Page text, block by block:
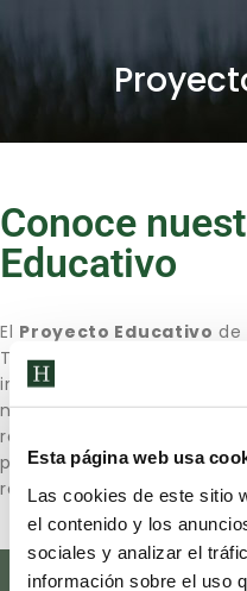
Esta página web usa
Las cookies de este sitio
el contenido y los
sociales y analizar el
información sobre el uso
Conoce
Educativo
El Proyecto Educativo de
Tres Cantos está
integral, basada en el
nuestros alumnos.
responsabilidad, la
preparando a los
retos del mundo